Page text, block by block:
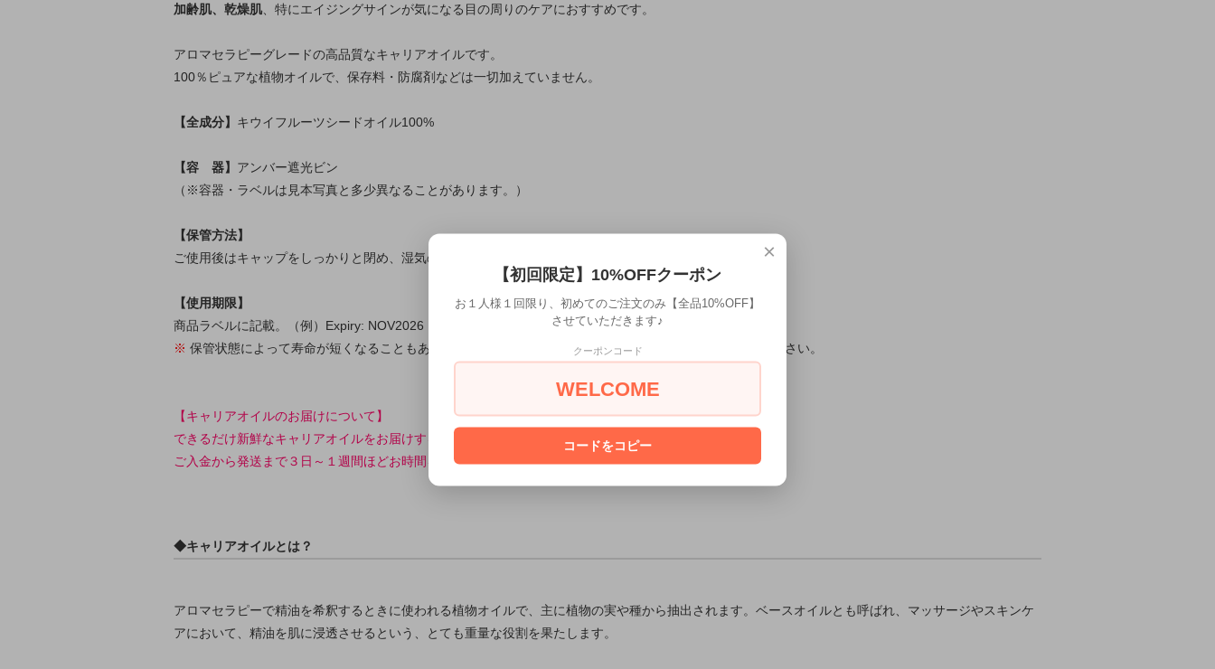
加齢肌、乾燥肌、特にエイジングサインが気になる目の周りのケアにおすすめです。
アロマセラピーグレードの高品質なキャリアオイルです。
100％ピュアな植物オイルで、保存料・防腐剤などは一切加えていません。
【全成分】 キウイフルーツシードオイル100%
【容 器】 アンバー遮光ビン
（※容器・ラベルは見本写真と多少異なることがあります。）
【保管方法】
ご使用後はキャップをしっかりと閉め、湿気の少ない冷暗所にて保管してください。
【使用期限】
商品ラベルに記載。（例）Expiry: NOV2026 → 2026年11月まで
※ 保管状態によって寿命が短くなることもありますので、酸化臭がするようになったらご使用をお止めください。
【キャリアオイルのお届けについて】
できるだけ新鮮なキャリアオイルをお届けするため、ご注文ごとにサプライヤーからお取り寄せしています。
ご入金から発送まで３日～１週間ほどお時間をいただくことをご了承くださいませ。
◆キャリアオイルとは？
アロマセラピーで精油を希釈するときに使われる植物オイルで、主に植物の実や種から抽出されます。ベースオイルとも呼ばれ、マッサージやスキンケ
アにおいて、精油を肌に浸透させるという、とても重量な役割を果たします。
×
【初回限定】10%OFFクーポン
お１人様１回限り、初めてのご注文のみ【全品10%OFF】
させていただきます♪
クーポンコード
WELCOME
コードをコピー